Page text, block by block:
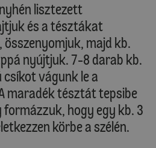
lisztezett
és a tésztákat
majd kb.
nyújtjuk. 7-8 darab kb.
vágunk le a
maradék tésztát tepsibe
hogy egy kb. 3
körbe a szélén.